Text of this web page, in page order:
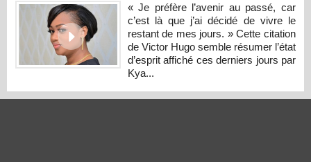
« Je préfère l’avenir au passé, car
c’est là que j’ai décidé de vivre le
restant de mes jours. » Cette citation
de Victor Hugo semble résumer l’état
d’esprit affiché ces derniers jours par
Kya...